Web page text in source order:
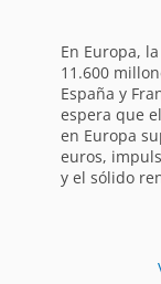
En Europa,
11.600
España y
espera que
en Europa
euros,
y el sólido